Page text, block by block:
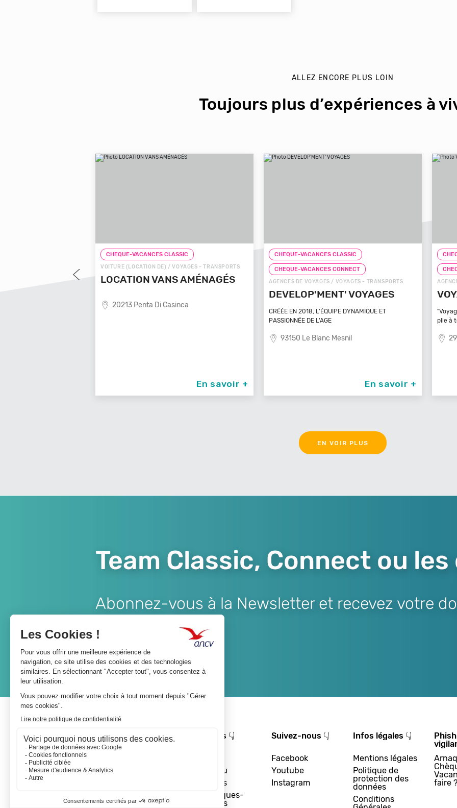
ALLEZ ENCORE PLUS LOIN
Toujours plus d’expériences à
LOCALE
CHEQUE-VACANCES CLASSIC
VOITURE (LOCATION DE) / VOYAGES - TRANSPORTS
LOCATION VANS AMÉNAGÉS
20213 Penta Di Casinca
En savoir +
CHEQUE-VACANCES CLASSIC
CHEQUE-VACANCES CONNECT
AGENCES DE VOYAGES / VOYAGES - TRANSPORTS
DEVELOP'MENT' VOYAGES
CRÉÉE EN 2018, L'ÉQUIPE DYNAMIQUE ET
PASSIONNÉE DE L'AGE
93150 Le Blanc Mesnil
En savoir +
plie à
EN VOIR PLUS
Team Classic, Connect ou les
Abonnez-vous à la Newsletter et recevez votre
A propos 👇
Le réseau
Les actus
Les Chèques-
Vacances
Suivez-nous 👇
Facebook
Youtube
Instagram
Infos légales 👇
Mentions légales
Politique de
protection des
données
Conditions
faire